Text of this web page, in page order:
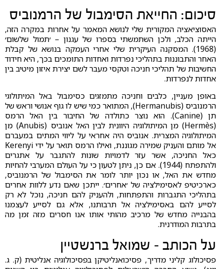
סיכום: החייאת הסימבול של הרמנוביס
האסוציאציה המקורית שלי לנושא המאמר על אחרות במקרה הזה,
הייתה הכלב, ולכן השתמשתי בספרו של עגנון – ׳תמול שלשום׳
(1968). המסקנה העיקרית שלי אחרי העמקה בנושא של קבלת
האחר והתבוננות בתהליכי נפרדות ואחדות התומכים בכך, היא חידוד
החשיבות של תהליכי חניכה וטקסי מעבר לשם יצירת איזון מיטיב בין
אחדות לנפרדות.
באופן מעניין, כלבים וחניכה מתמזגים כסימבול באל המיתולוגי
הרמנוביס (Hermanubis), המתואר כמי שיש לו גוף אנושי וראש של
תן (Canine). הוא נוצר כתולדה של החיבור בין האל הרמס
(Hermès) מן המיתולוגיה היוונית לבין האל אנוביס (Anubis) מן
המיתולוגיה המצרית. אנוביס היה אחראי על ליווי המתים במעברם
אל מותם והעניק שמירה מגוננת, ואילו הרמס תואר על ידי Kerenyi
כאל החניכה, אשר עזר לדמויות שונות להתגבר על אתגרים
ולהתפתח (1944). אם כן, ניתן לטעון כי על העולם המערבי להחיות
מחדש את האל, או נכון יותר לומר את הסימבול של הרמנוביס,
כארכיטיפ לאסימילציה של ׳אחרים׳. ייתכן שאם נדע ללוות אחרים
בתהליכי התגברות והתפתחות, ולהעניק להם חניכה, נוכל לא רק
לסייע להם באסימילציה אל תרבותנו, אלא גם לסייע לעצמנו
בהבנייה מחדש של מרכיב מהותי אותו אנו חסרים מזה זמן מה
בתרבות המודרנית.
על הכותב – שמואל ברנשטיין
פסיכולוג קליני מדריך, פסיכואנליטיקן בפסיכולוגיה אנליטית (ק. ג.